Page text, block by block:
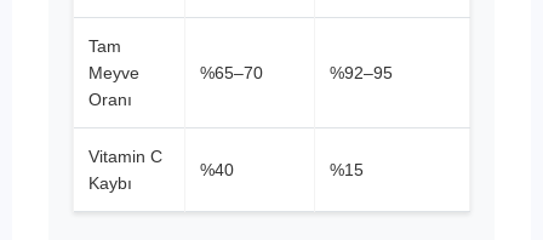
Tam
Meyve
Oranı
%65–70 %92–95
Vitamin C
Kaybı
%40 %15